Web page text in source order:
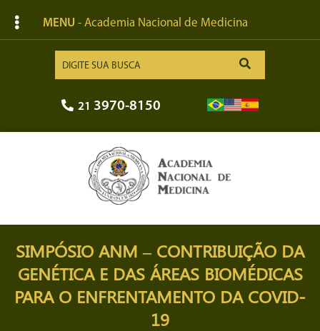
MENU - Academia Nacional de Medicina
21 3970-8150
SIMPÓSIO ANM – CONTRIBUIÇÃO DA
GENÉTICA E DAS ÁREAS BIOMÉDICAS
PARA O ENFRENTAMENTO DA COVID-
19